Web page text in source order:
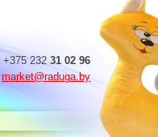
+375 232 31 02 96
market@raduga.by